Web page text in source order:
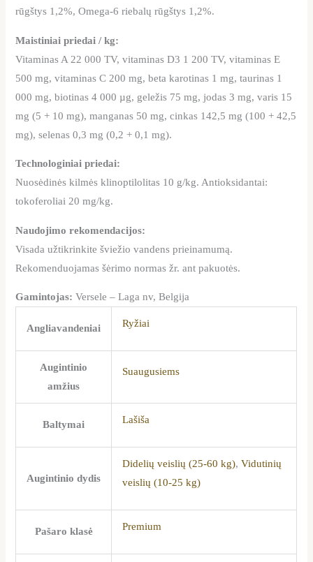
rūgštys 1,2%, Omega-6 riebalų rūgštys 1,2%.
Maistiniai priedai / kg:
Vitaminas A 22 000 TV, vitaminas D3 1 200 TV, vitaminas E
500 mg, vitaminas C 200 mg, beta karotinas 1 mg, taurinas 1
000 mg, biotinas 4 000 µg, geležis 75 mg, jodas 3 mg, varis 15
mg (5 + 10 mg), manganas 50 mg, cinkas 142,5 mg (100 + 42,5
mg), selenas 0,3 mg (0,2 + 0,1 mg).
Technologiniai priedai:
Nuosėdinės kilmės klinoptilolitas 10 g/kg. Antioksidantai:
tokoferoliai 20 mg/kg.
Naudojimo rekomendacijos:
Visada užtikrinkite šviežio vandens prieinamumą.
Rekomenduojamas šėrimo normas žr. ant pakuotės.
Gamintojas: Versele – Laga nv, Belgija
Angliavandeniai Ryžiai
Augintinio
amžius
Suaugusiems
Baltymai Lašiša
Augintinio dydis
Didelių veislių (25-60 kg),Vidutinių
veislių (10-25 kg)
Pašaro klasė Premium